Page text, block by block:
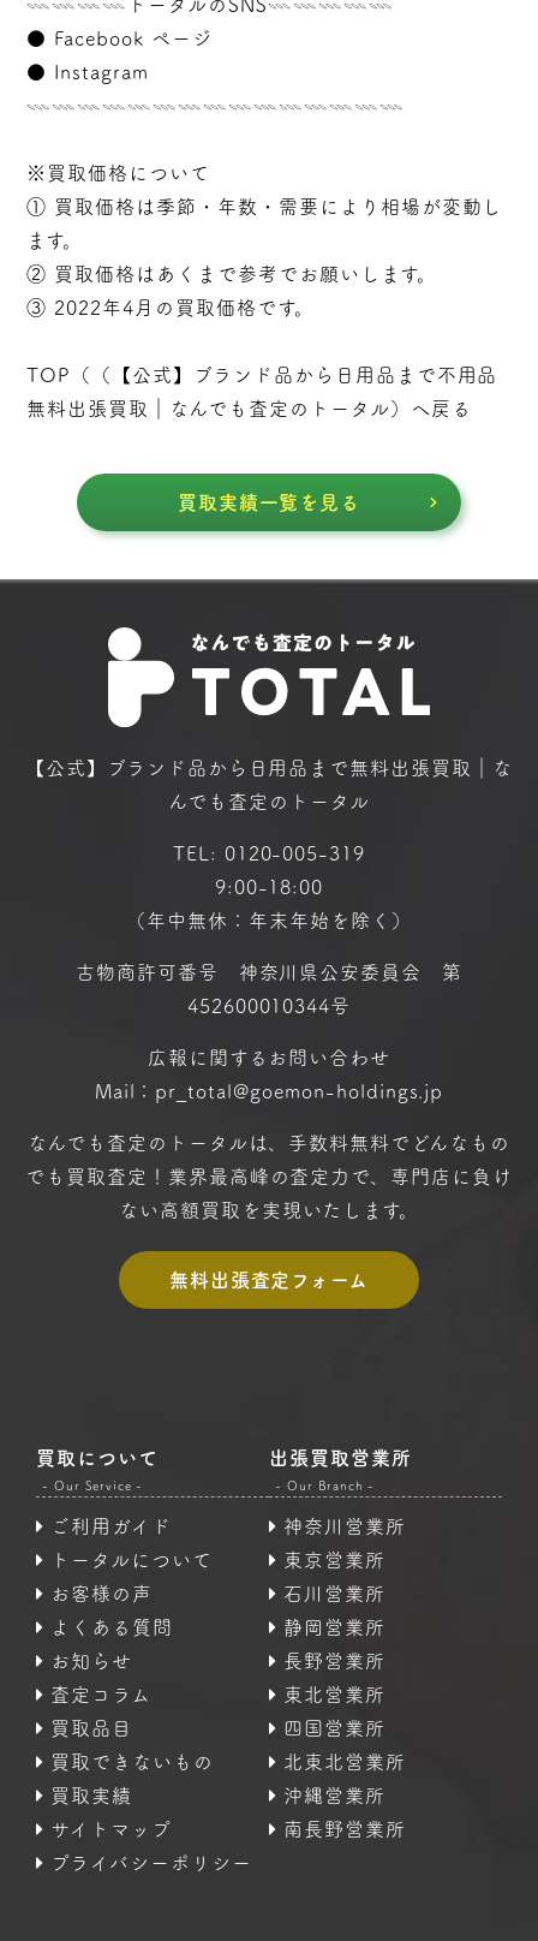
𓇠𓇠𓇠𓇠トータルのSNS𓇠𓇠𓇠𓇠𓇠
● Facebook ページ
●
Instagram
𓇠𓇠𓇠𓇠𓇠𓇠𓇠𓇠𓇠𓇠𓇠𓇠𓇠𓇠𓇠
※買取価格について
① 買取価格は季節・年数・需要により相場が変動し
ます。
② 買取価格はあくまで参考でお願いします。
③ 2022年4月の買取価格です。
TOP（（
【公式】ブランド品から日用品まで不用品
無料出張買取｜なんでも査定のトータル ）へ戻る
買取実績一覧を見る
【公式】ブランド品から日用品まで無料出張買取｜な
んでも査定のトータル
TEL: 0120-005-319
9:00-18:00
（年中無休：年末年始を除く）
古物商許可番号 神奈川県公安委員会 第
452600010344号
広報に関するお問い合わせ
Mail：pr_total@goemon-holdings.jp
なんでも査定のトータルは、手数料無料で どんなもの
でも買取査定！ 業界最高峰の査定力で、専門店に 負け
ない高額買取を実現いたします。
無料出張査定フォーム
買取について
- Our Service -
ご利用ガイド
トータルについて
お客様の声
よくある質問
お知らせ
査定コラム
買取品目
買取できないもの
買取実績
サイトマップ
プライバシーポリシー
出張買取営業所
- Our Branch -
神奈川営業所
東京営業所
石川営業所
静岡営業所
長野営業所
東北営業所
四国営業所
北東北営業所
沖縄営業所
南長野営業所